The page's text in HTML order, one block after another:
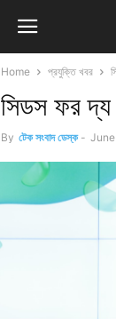
Home প্রযুক্তি খবর
সিডস ফর
By টেক সংবাদ ডেস্ক -